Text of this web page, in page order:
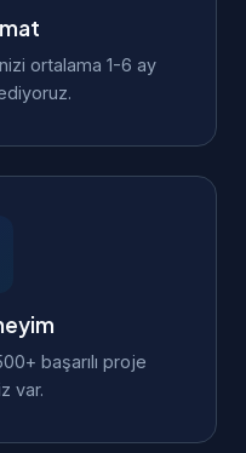
ortalama 1-6 ay
başarılı proje
var.